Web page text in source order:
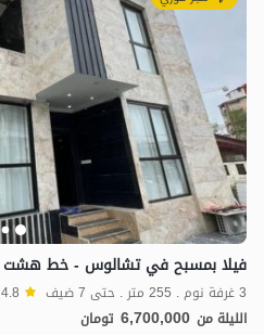
فيلا بمسبح في تشالوس - خط هشت
3 غرفة نوم . 255 متر . حتى 7 ضيف 4.8
الليلة من 6,700,000 تومان